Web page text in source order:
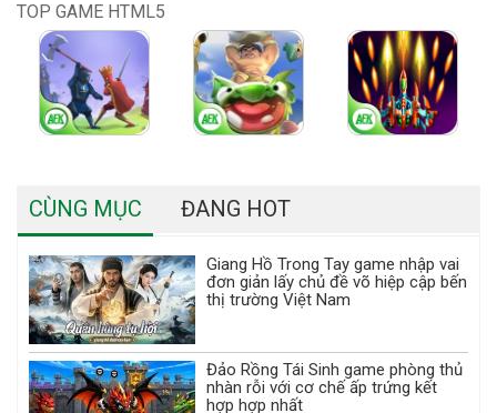
TOP GAME HTML5
CÙNG MỤC ĐANG HOT
Giang Hồ Trong Tay game nhập vai
đơn giản lấy chủ đề võ hiệp cập bến
thị trường Việt Nam
Đảo Rồng Tái Sinh game phòng thủ
nhàn rỗi với cơ chế ấp trứng kết
hợp hợp nhất